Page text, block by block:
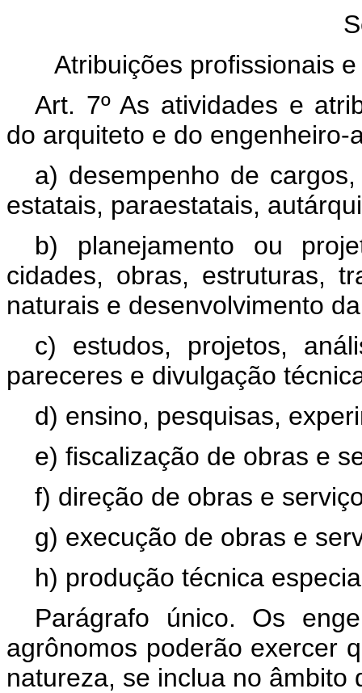
Atribuições profissionais
Art. 7º As atividades e
do arquiteto e do
a) desempenho de
estatais, paraestatais,
b) planejamento ou
cidades, obras, estruturas,
naturais e desenvolvimento
c) estudos, projetos,
pareceres e divulgação
d) ensino, pesquisas,
e) fiscalização de obras e
f) direção de obras e
g) execução de obras e
h) produção técnica
Parágrafo único. Os
agrônomos poderão exercer
natureza, se inclua no âmbito